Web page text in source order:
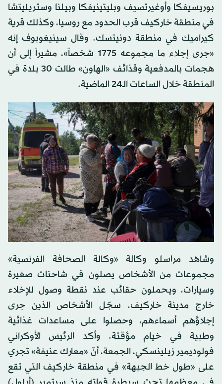
بوريسيفكا وأوغيرتسيف وبليتينيفكا وبيلنا وستريليتشا
في منطقة خاركيف قرب الحدود مع روسيا، وكذلك قرية
كيراميك في منطقة دونيتسك. وقال سينيغوبوف إنه
«جرى إجلاء ما مجموعه 1775 شخصاً»، مشيراً إلى أن
هجمات بالمدفعية وقذائف «الهاون» طالت 30 بلدة في
المنطقة خلال الساعات الـ24 الماضية.
وشاهد مراسلو وكالة «وكالة الصحافة الفرنسية»
مجموعات من الأشخاص يصلون في شاحنات صغيرة
وسيارات، ويحملون حقائب عند نقطة وصول للإخلاء
خارج مدينة خاركيف. سجّل الأشخاص الذين جرى
إجلاؤهم أسماءهم، وحصلوا على مساعدات غذائية
وطبية في خيام مؤقتة. وأكد الرئيس الأوكراني
فولوديمير زيلينسكي، الجمعة، أنّ «معارك عنيفة» تجري
على «طول خط الجبهة» في منطقة خاركيف التي تقع